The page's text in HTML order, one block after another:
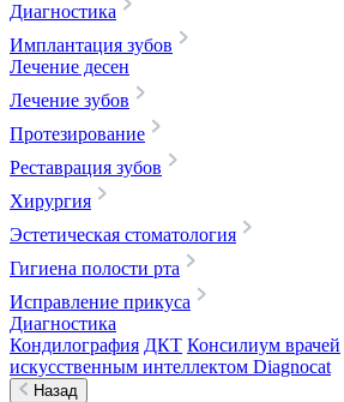
Диагностика
Имплантация зубов
Лечение десен
Лечение зубов
Протезирование
Реставрация зубов
Хирургия
Эстетическая стоматология
Гигиена полости рта
Исправление прикуса
Диагностика
Кондилография ДКТ Консилиум врачей
искусственным интеллектом Diagnocat
Назад